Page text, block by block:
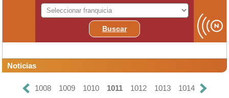
Buscar
Noticias
1008 1009 1010 1011 1012 1013 1014